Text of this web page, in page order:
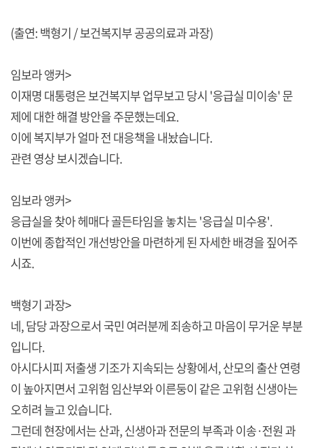
(출연: 백형기 / 보건복지부 공공의료과 과장)
임보라 앵커>
이재명 대통령은 보건복지부 업무보고 당시 '응급실 미이송' 문
제에 대한 해결 방안을 주문했는데요.
이에 복지부가 얼마 전 대응책을 내놨습니다.
관련 영상 보시겠습니다.
임보라 앵커>
응급실을 찾아 헤매다 골든타임을 놓치는 '응급실 미수용'.
이번에 종합적인 개선방안을 마련하게 된 자세한 배경을 짚어주
시죠.
백형기 과장>
네, 담당 과장으로서 국민 여러분께 죄송하고 마음이 무거운 부분
입니다.
아시다시피 저출생 기조가 지속되는 상황에서, 산모의 출산 연령
이 높아지면서 고위험 임산부와 이른둥이 같은 고위험 신생아는
오히려 늘고 있습니다.
그런데 현장에서는 산과, 신생아과 전문의 부족과 이송·전원 과